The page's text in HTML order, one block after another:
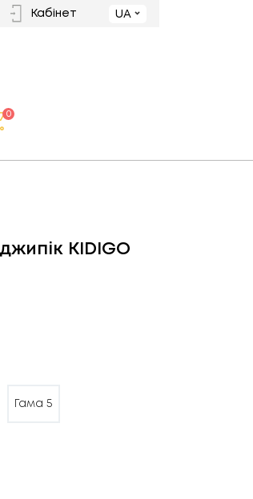
Кабінет UA
0
KIDIGO
Гама 5